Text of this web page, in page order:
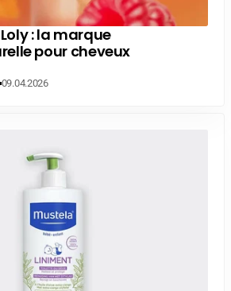
: la marque
pour cheveux
09.04.2026